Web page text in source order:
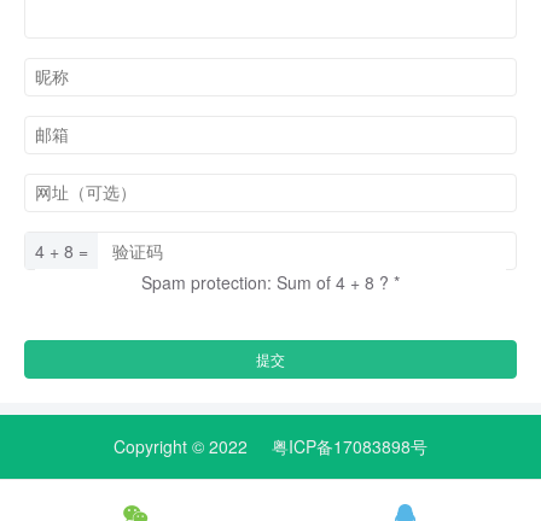
 
4 + 8 =
Spam protection: Sum of 4 + 8 ? *
Copyright © 2022 粤ICP备17083898号